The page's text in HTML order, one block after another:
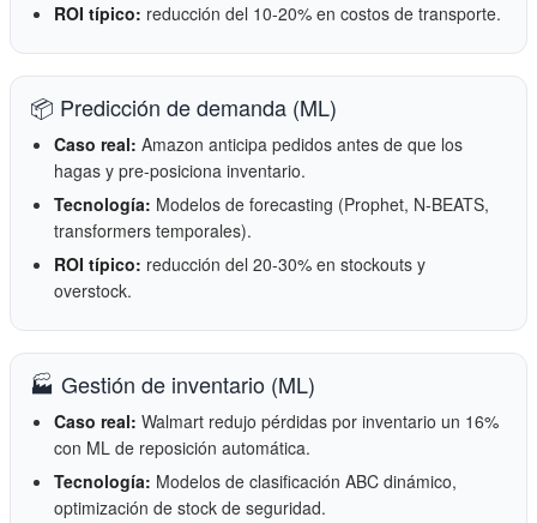
ROI típico: reducción del 10-20% en costos de transporte.
📦 Predicción de demanda (ML)
Caso real: Amazon anticipa pedidos antes de que los
hagas y pre-posiciona inventario.
Tecnología: Modelos de forecasting (Prophet, N-BEATS,
transformers temporales).
ROI típico: reducción del 20-30% en stockouts y
overstock.
🏭 Gestión de inventario (ML)
Caso real: Walmart redujo pérdidas por inventario un 16%
con ML de reposición automática.
Tecnología: Modelos de clasificación ABC dinámico,
optimización de stock de seguridad.